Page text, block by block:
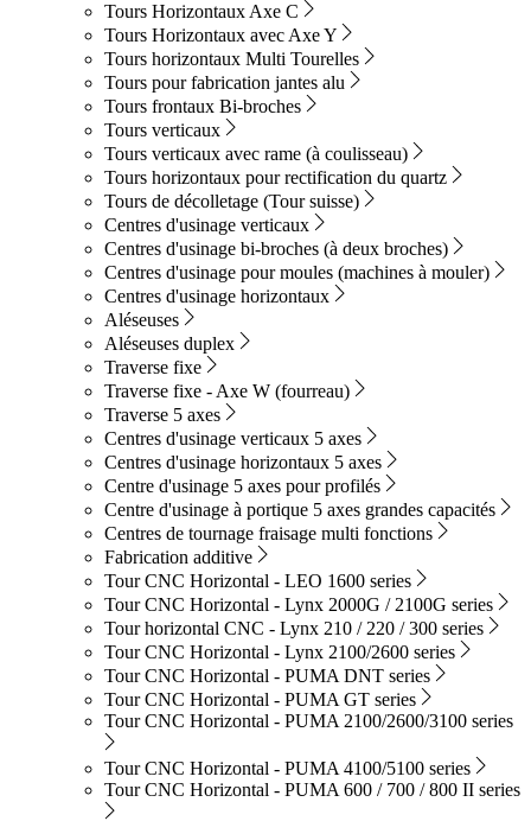
Tours Horizontaux Axe C
Tours Horizontaux avec Axe Y
Tours horizontaux Multi Tourelles
Tours pour fabrication jantes alu
Tours frontaux Bi-broches
Tours verticaux
Tours verticaux avec rame (à coulisseau)
Tours horizontaux pour rectification du quartz
Tours de décolletage (Tour suisse)
Centres d'usinage verticaux
Centres d'usinage bi-broches (à deux broches)
Centres d'usinage pour moules (machines à mouler)
Centres d'usinage horizontaux
Aléseuses
Aléseuses duplex
Traverse fixe
Traverse fixe - Axe W (fourreau)
Traverse 5 axes
Centres d'usinage verticaux 5 axes
Centres d'usinage horizontaux 5 axes
Centre d'usinage 5 axes pour profilés
Centre d'usinage à portique 5 axes grandes capacités
Centres de tournage fraisage multi fonctions
Fabrication additive
Tour CNC Horizontal - LEO 1600 series
Tour CNC Horizontal - Lynx 2000G / 2100G series
Tour horizontal CNC - Lynx 210 / 220 / 300 series
Tour CNC Horizontal - Lynx 2100/2600 series
Tour CNC Horizontal - PUMA DNT series
Tour CNC Horizontal - PUMA GT series
Tour CNC Horizontal - PUMA 2100/2600/3100 series
Tour CNC Horizontal - PUMA 4100/5100 series
Tour CNC Horizontal - PUMA 600 / 700 / 800 II series